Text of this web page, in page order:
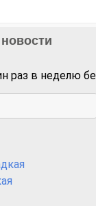
раз в неделю